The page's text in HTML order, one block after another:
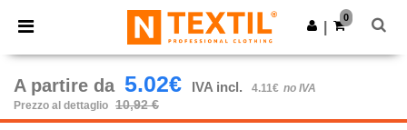
× App Ntextil
Prezzi migliori sull'app!
Scarica app
0
A partire da 5.02€ IVA incl. 4.11€ no IVA
Prezzo al dettaglio 10,92 €